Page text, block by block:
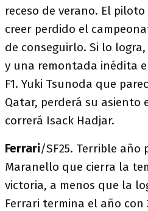
receso de verano. El
creer perdido el
de conseguirlo. Si lo
y una remontada inédita
F1. Yuki Tsunoda que
Qatar, perderá su asiento
correrá Isack Hadjar.
Ferrari/SF25. Terrible año
Maranello que cierra la
victoria, a menos que la
Ferrari termina el año